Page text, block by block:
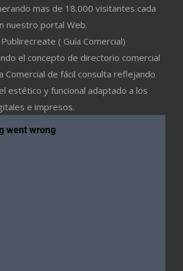
mas de 18.000 visitantes cada
nuestro portal Web.
( Guía Comercial)
el concepto de directorio comercial
Comercial de fácil consulta reflejando
estético y funcional adaptado a los
e impresos.